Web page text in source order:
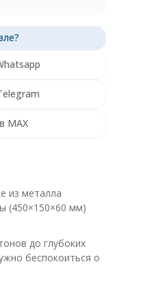
MAX
из металла
(450×150×60 мм)
до глубоких
беспокоиться о